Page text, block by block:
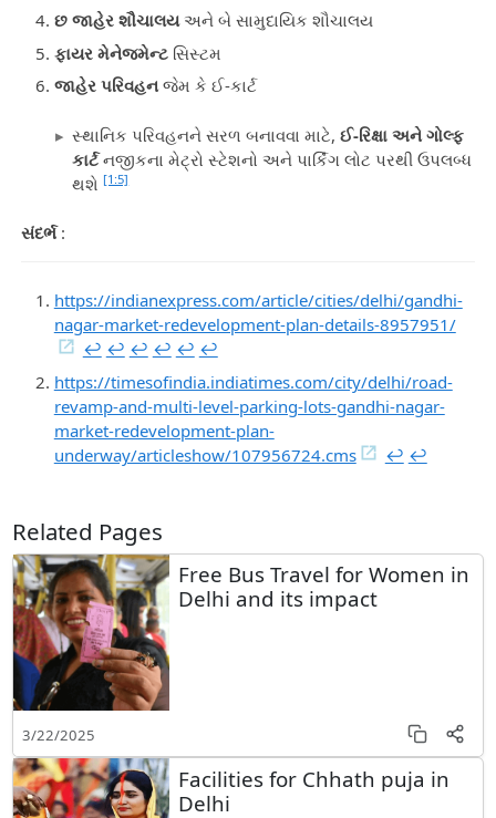
છ જાહેર શૌચાલયઅને બે સામુદાયિક શૌચાલય
ફાયર મેનેજમેન્ટસિસ્ટમ
જાહેર પરિવહનજેમ કે ઈ-કાર્ટ
સ્થાનિક પરિવહનને સરળ બનાવવા માટે,ઈ-રિક્ષા અને ગોલ્ફ
કાર્ટનજીકના મેટ્રો સ્ટેશનો અને પાર્કિંગ લોટ પરથી ઉપલબ્ધ
થશે [1:5]
સંદર્ભ:
https://indianexpress.com/article/cities/delhi/gandhi-
nagar-market-redevelopment-plan-details-8957951/
↩︎ ↩︎ ↩︎ ↩︎ ↩︎ ↩︎
https://timesofindia.indiatimes.com/city/delhi/road-
revamp-and-multi-level-parking-lots-gandhi-nagar-
market-redevelopment-plan-
underway/articleshow/107956724.cms
↩︎ ↩︎
Related Pages
Free Bus Travel for Women in
Delhi and its impact
3/22/2025
Facilities for Chhath puja in
Delhi